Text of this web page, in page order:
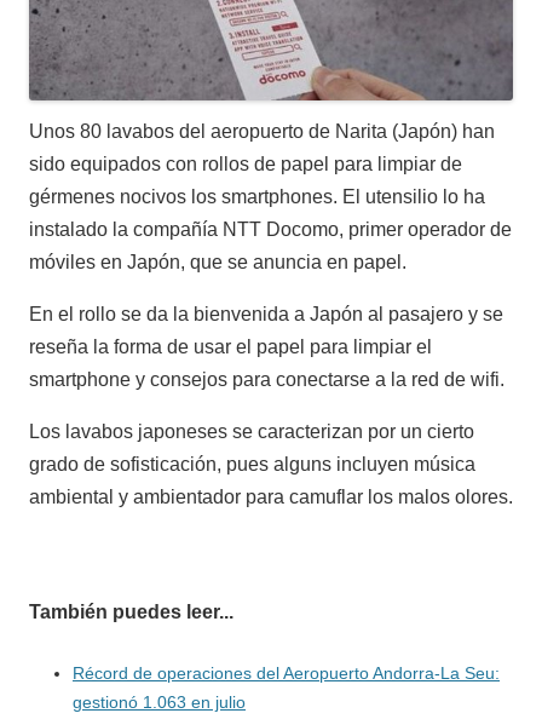
Unos 80 lavabos del aeropuerto de Narita (Japón) han
sido equipados con rollos de papel para limpiar de
gérmenes nocivos los smartphones. El utensilio lo ha
instalado la compañía NTT Docomo, primer operador de
móviles en Japón, que se anuncia en papel.
En el rollo se da la bienvenida a Japón al pasajero y se
reseña la forma de usar el papel para limpiar el
smartphone y consejos para conectarse a la red de wifi.
Los lavabos japoneses se caracterizan por un cierto
grado de sofisticación, pues alguns incluyen música
ambiental y ambientador para camuflar los malos olores.
También puedes leer...
Récord de operaciones del Aeropuerto Andorra-La Seu:
gestionó 1.063 en julio